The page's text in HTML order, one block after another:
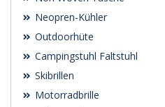
Neopren-Kühler
Outdoorhüte
Campingstuhl Faltstuhl
Skibrillen
Motorradbrille